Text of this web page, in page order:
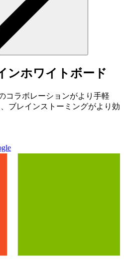
ンホワイトボード
コラボレーションがより手軽
ブレインストーミングがより効